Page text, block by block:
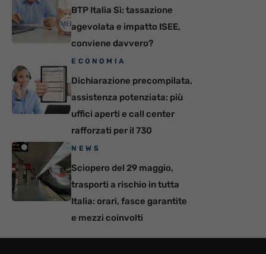
BTP Italia Sì: tassazione
agevolata e impatto ISEE,
conviene davvero?
ECONOMIA
Dichiarazione precompilata,
assistenza potenziata: più
uffici aperti e call center
rafforzati per il 730
NEWS
Sciopero del 29 maggio,
trasporti a rischio in tutta
Italia: orari, fasce garantite
e mezzi coinvolti